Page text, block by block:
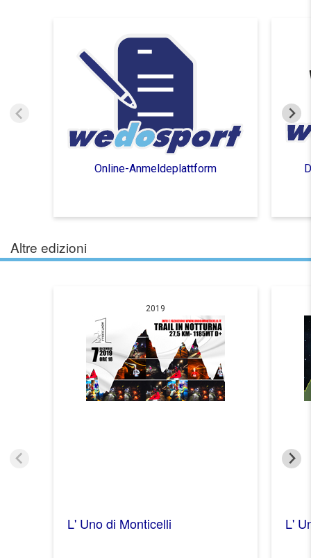
Online-Anmeldeplattform
Altre edizioni
2019
L' Uno di Monticelli L'